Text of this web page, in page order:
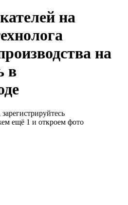
на
на
в
ещё 1 и откроем фото